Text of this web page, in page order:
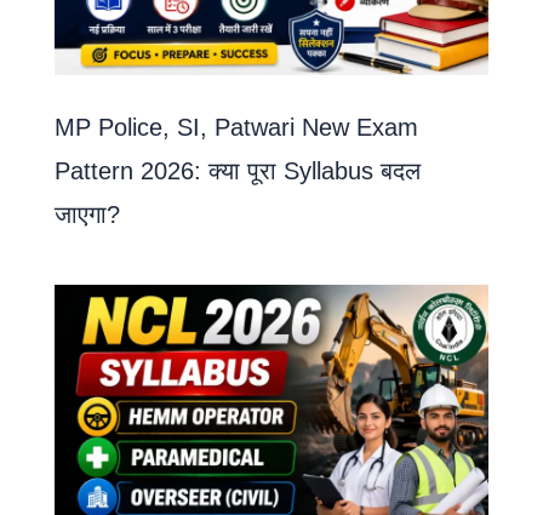
MP Police, SI, Patwari New Exam
Pattern 2026: क्या पूरा Syllabus बदल
जाएगा?